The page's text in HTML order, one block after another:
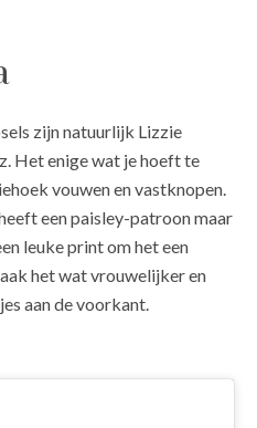
zijn natuurlijk Lizzie
Het enige wat je hoeft te
vouwen en vastknopen.
een paisley-patroon maar
leuke print om het een
het wat vrouwelijker en
aan de voorkant.